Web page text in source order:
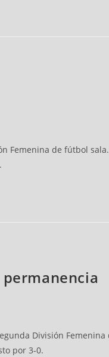
Femenina de fútbol
División Femenina
por 3-0.